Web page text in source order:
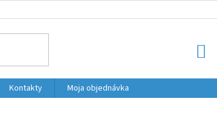
Kontakty
Moja objednávka